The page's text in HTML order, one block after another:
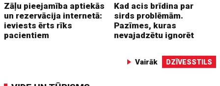
Zāļu pieejamība aptiekās
un rezervācija internetā:
ieviests ērts rīks
pacientiem
Kad acis brīdina par
sirds problēmām.
Pazīmes, kuras
nevajadzētu ignorēt
Vairāk DZĪVESSTILS